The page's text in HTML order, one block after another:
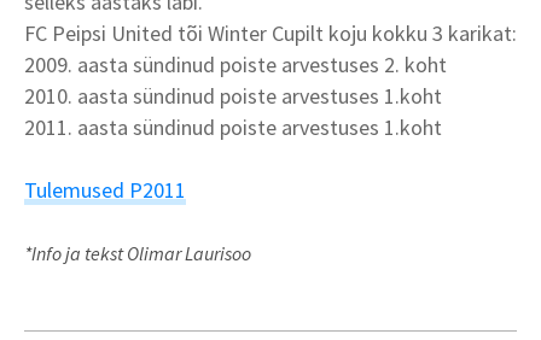
FC Peipsi United tõi Winter Cupilt koju kokku 3 karikat:
2009. aasta sündinud poiste arvestuses 2. koht
2010. aasta sündinud poiste arvestuses 1.koht
2011. aasta sündinud poiste arvestuses 1.koht
Tulemused P2011
*Info ja tekst Olimar Laurisoo